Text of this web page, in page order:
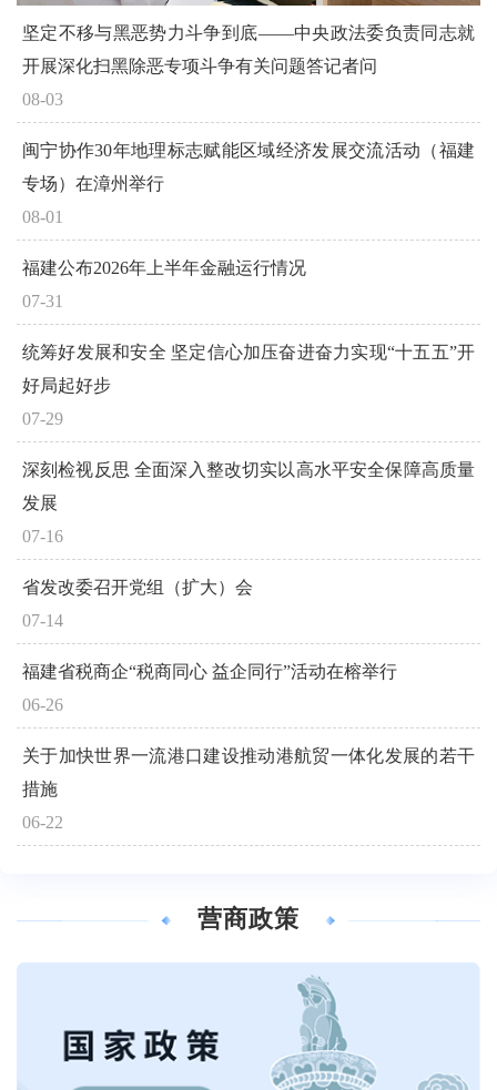
坚定不移与黑恶势力斗争到底——中央政法委负责同志就
开展深化扫黑除恶专项斗争有关问题答记者问
08-03
闽宁协作30年地理标志赋能区域经济发展交流活动（福建
专场）在漳州举行
08-01
福建公布2026年上半年金融运行情况
07-31
统筹好发展和安全 坚定信心加压奋进奋力实现“十五五”开
好局起好步
07-29
深刻检视反思 全面深入整改切实以高水平安全保障高质量
发展
07-16
省发改委召开党组（扩大）会
07-14
福建省税商企“税商同心 益企同行”活动在榕举行
06-26
关于加快世界一流港口建设推动港航贸一体化发展的若干
措施
06-22
营商政策